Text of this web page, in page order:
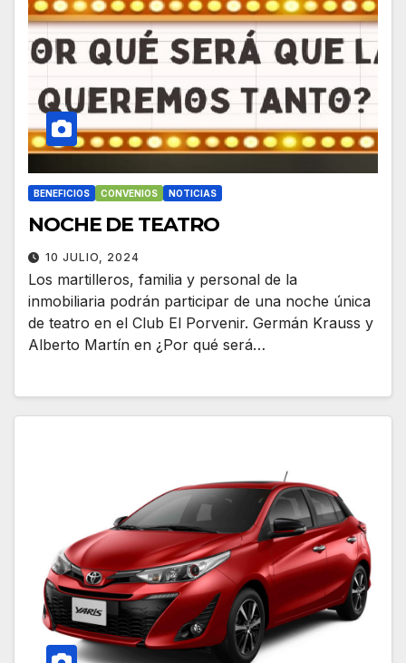
BENEFICIOS CONVENIOS NOTICIAS
NOCHE DE TEATRO
10 JULIO, 2024
Los martilleros, familia y personal de la
inmobiliaria podrán participar de una noche única
de teatro en el Club El Porvenir. Germán Krauss y
Alberto Martín en ¿Por qué será…